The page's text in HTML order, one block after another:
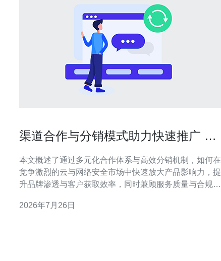
渠道合作与分销模式助力快速推广 香
本文概述了通过多元化合作体系与高效分销机制，如何在
竞争激烈的云与网络安全市场中快速放大产品影响力，提
升品牌渗透与客户获取效率，同时兼顾服务质量与合规需
销商、代理商与云服务商等多层次合作伙伴，可以把 香港
2026年7月26日